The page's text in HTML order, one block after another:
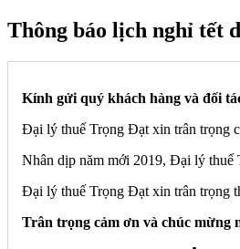
Thông báo lịch nghỉ tết
Kính gửi quý khách hàng và đối
Đại lý thuế Trọng Đạt xin trân trọng
Nhân dịp năm mới 2019, Đại lý thuế
Đại lý thuế Trọng Đạt xin trân trọng
Trân trọng cảm ơn và chúc mừng